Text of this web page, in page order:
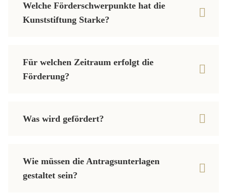
Welche Förderschwerpunkte hat die
Kunststiftung Starke?
Für welchen Zeitraum erfolgt die
Förderung?
Was wird gefördert?
Wie müssen die Antragsunterlagen
gestaltet sein?